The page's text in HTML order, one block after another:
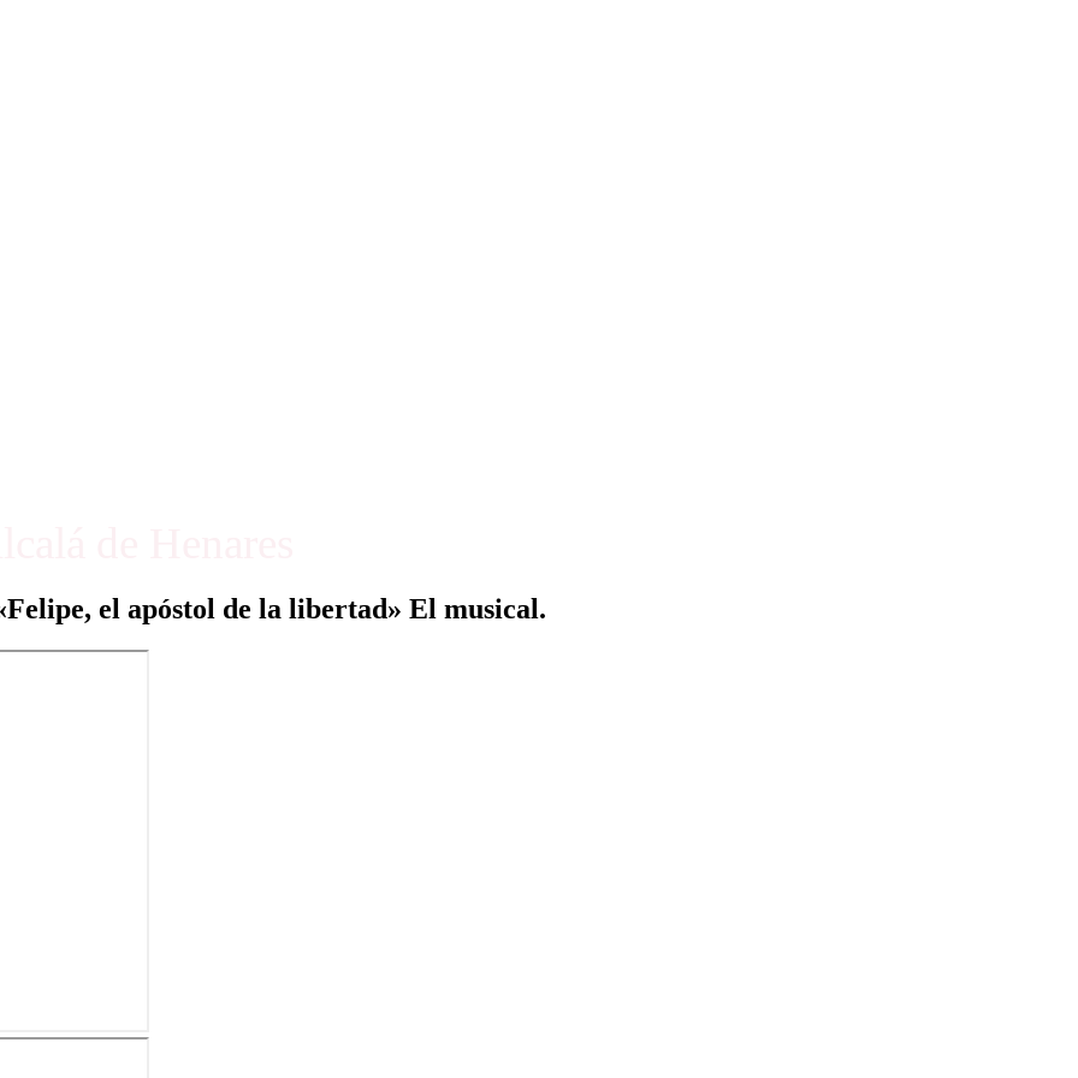
el apóstol de la libertad» El musical.